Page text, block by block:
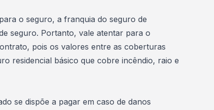
o seguro, a franquia do seguro de
seguro. Portanto, vale atentar para o
pois os valores entre as coberturas
residencial básico que cobre incêndio, raio e
se dispõe a pagar em caso de danos